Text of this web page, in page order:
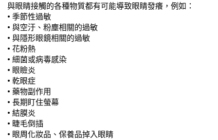
與眼睛接觸的各種物質都有可能導致眼睛發癢，例如：
• 季節性過敏
• 與空汙、粉塵相關的過敏
• 與隱形眼鏡相關的過敏
• 花粉熱
• 細菌或病毒感染
• 眼瞼炎
• 乾眼症
• 藥物副作用
• 長期盯住螢幕
• 結膜炎
• 睫毛倒插
• 眼周化妝品、保養品掉入眼睛